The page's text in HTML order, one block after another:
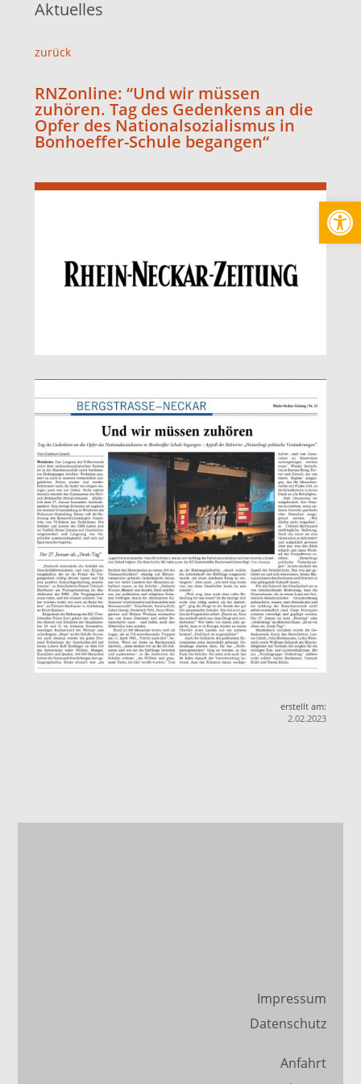
Aktuelles
zurück
RNZonline: “Und wir müssen
zuhören. Tag des Gedenkens an die
Opfer des Nationalsozialismus in
Bonhoeffer-Schule begangen“
erstellt am:
2.02.2023
Impressum
Datenschutz
Anfahrt